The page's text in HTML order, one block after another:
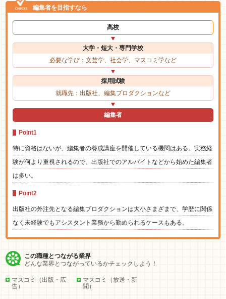
編集者を目指すなら
高校
大学・短大・専門学校
必要な学び：文芸学、社会学、マスコミ学など
採用試験
就職先：出版社、編集プロダクションなど
編集者
Point1
特に資格はないが、編集者の養成講座を開催している機関はある。実務経
験が何より重視されるので、出版社でのアルバイトなどから始めた編集者
は多い。
Point2
出版社の外注先となる編集プロダクションは大小さまざまで、学歴に関係
なく未経験でもアシスタント業務から勤められるケースもある。
この職種とつながる業界
どんな業界とつながっているかチェックしよう！
マスコミ（出版・広
告）
マスコミ（放送・新
聞）